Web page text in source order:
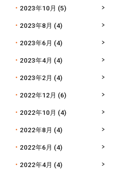
2023年10月 (5)
2023年8月 (4)
2023年6月 (4)
2023年4月 (4)
2023年2月 (4)
2022年12月 (6)
2022年10月 (4)
2022年8月 (4)
2022年6月 (4)
2022年4月 (4)